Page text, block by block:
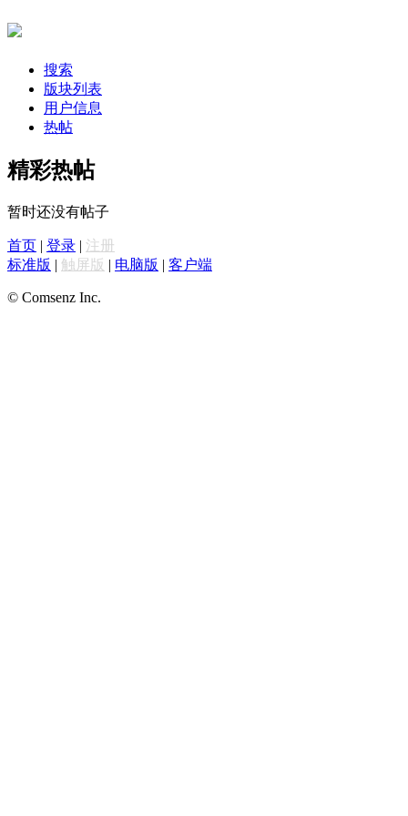
搜索
版块列表
用户信息
热帖
精彩热帖
暂时还没有帖子
首页 | 登录 | 注册
标准版 | 触屏版 | 电脑版 | 客户端
© Comsenz Inc.